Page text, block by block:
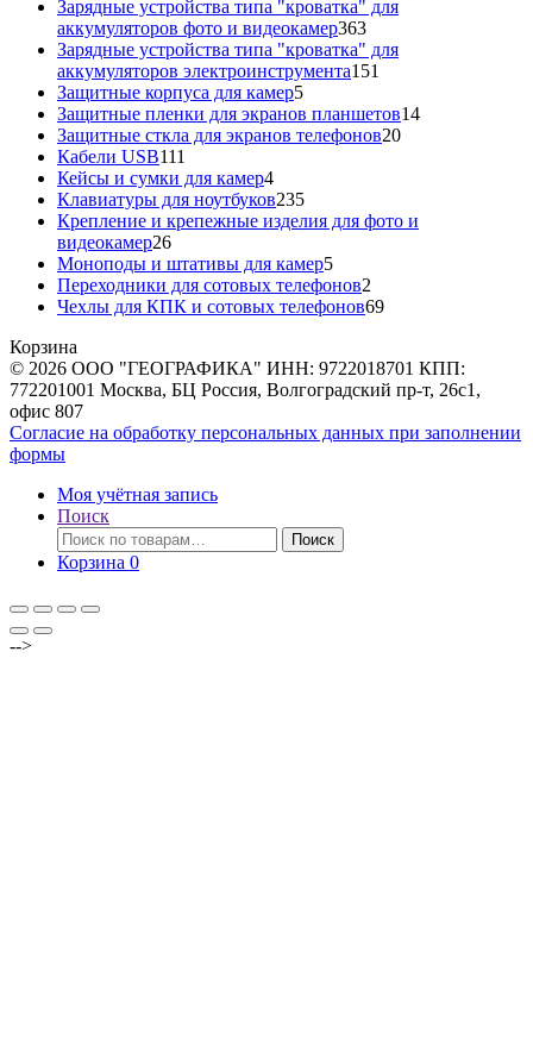
Зарядные устройства типа "кроватка" для
аккумуляторов фото и видеокамер363363
товара
Зарядные устройства типа "кроватка" для
аккумуляторов электроинструмента151
Защитные корпуса для камер55
товаров
Защитные пленки для экранов планшетов1414
Защитные сткла для экранов телефонов2020
Кабели USB111
товаров
Кейсы и сумки для камер44
товара
Клавиатуры для ноутбуков235235
товаров
Крепление и крепежные изделия для фото и
видеокамер2626
товаров
Моноподы и штативы для камер55
товаров
Переходники для сотовых телефонов2
товара
Чехлы для КПК и сотовых телефонов6969
Корзина
© 2026 ООО "ГЕОГРАФИКА" ИНН: 9722018701 КПП:
772201001 Москва, БЦ Россия, Волгоградский пр-т, 26с1,
офис 807
Согласие на обработку персональных данных при заполнении
формы
Моя учётная запись
Поиск
Искать:
Поиск
Корзина 0
-->